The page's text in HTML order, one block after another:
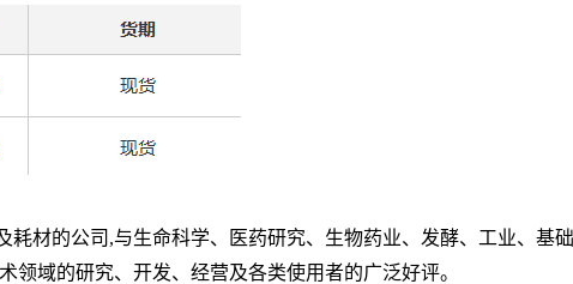
耗材的公司 ,与生命科学、医药研究、生物药业、发酵、工业、基
领域的研究、开发、经营及各类使用者的广泛好评。